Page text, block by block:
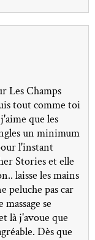
Les Champs
tout comme toi
que les
un minimum
l'instant
Stories et elle
laisse les mains
peluche pas car
se
là j'avoue que
Dès que